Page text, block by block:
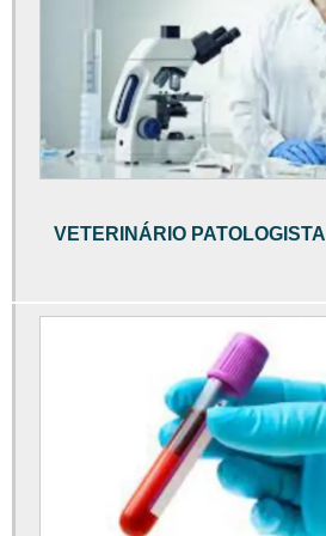
Exame albumina cães
Exame bioquímico veterinário valor
Exame cinomose cachorro
Exame citologia animal
Exame citologia veterinária
Exame citológico veterinário
Exame coproparasitológico veterinário
Exame coproparasitológico veterinário valor
Exame de função renal em cães
Exame de função renal em gatos
VETERINÁRIO PATOLOGISTA